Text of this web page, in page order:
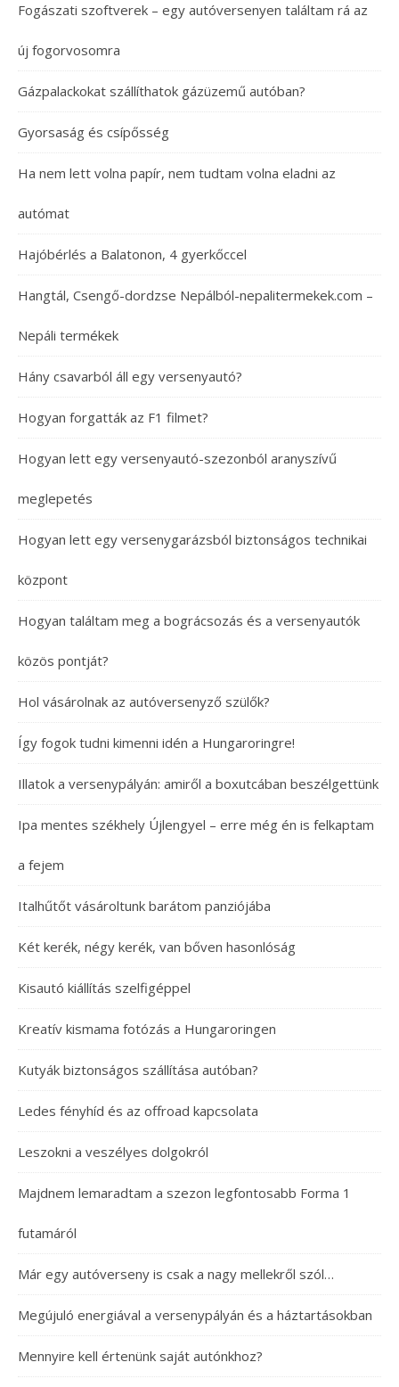
Fogászati szoftverek – egy autóversenyen találtam rá az
új fogorvosomra
Gázpalackokat szállíthatok gázüzemű autóban?
Gyorsaság és csípősség
Ha nem lett volna papír, nem tudtam volna eladni az
autómat
Hajóbérlés a Balatonon, 4 gyerkőccel
Hangtál, Csengő-dordzse Nepálból-nepalitermekek.com –
Nepáli termékek
Hány csavarból áll egy versenyautó?
Hogyan forgatták az F1 filmet?
Hogyan lett egy versenyautó-szezonból aranyszívű
meglepetés
Hogyan lett egy versenygarázsból biztonságos technikai
központ
Hogyan találtam meg a bográcsozás és a versenyautók
közös pontját?
Hol vásárolnak az autóversenyző szülők?
Így fogok tudni kimenni idén a Hungaroringre!
Illatok a versenypályán: amiről a boxutcában beszélgettünk
Ipa mentes székhely Újlengyel – erre még én is felkaptam
a fejem
Italhűtőt vásároltunk barátom panziójába
Két kerék, négy kerék, van bőven hasonlóság
Kisautó kiállítás szelfigéppel
Kreatív kismama fotózás a Hungaroringen
Kutyák biztonságos szállítása autóban?
Ledes fényhíd és az offroad kapcsolata
Leszokni a veszélyes dolgokról
Majdnem lemaradtam a szezon legfontosabb Forma 1
futamáról
Már egy autóverseny is csak a nagy mellekről szól…
Megújuló energiával a versenypályán és a háztartásokban
Mennyire kell értenünk saját autónkhoz?